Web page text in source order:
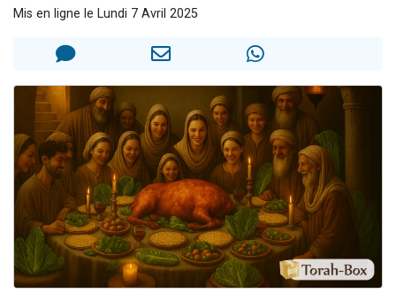
Nathaniel vient de donner son Maasser
Mis en ligne le Lundi 7 Avril 2025